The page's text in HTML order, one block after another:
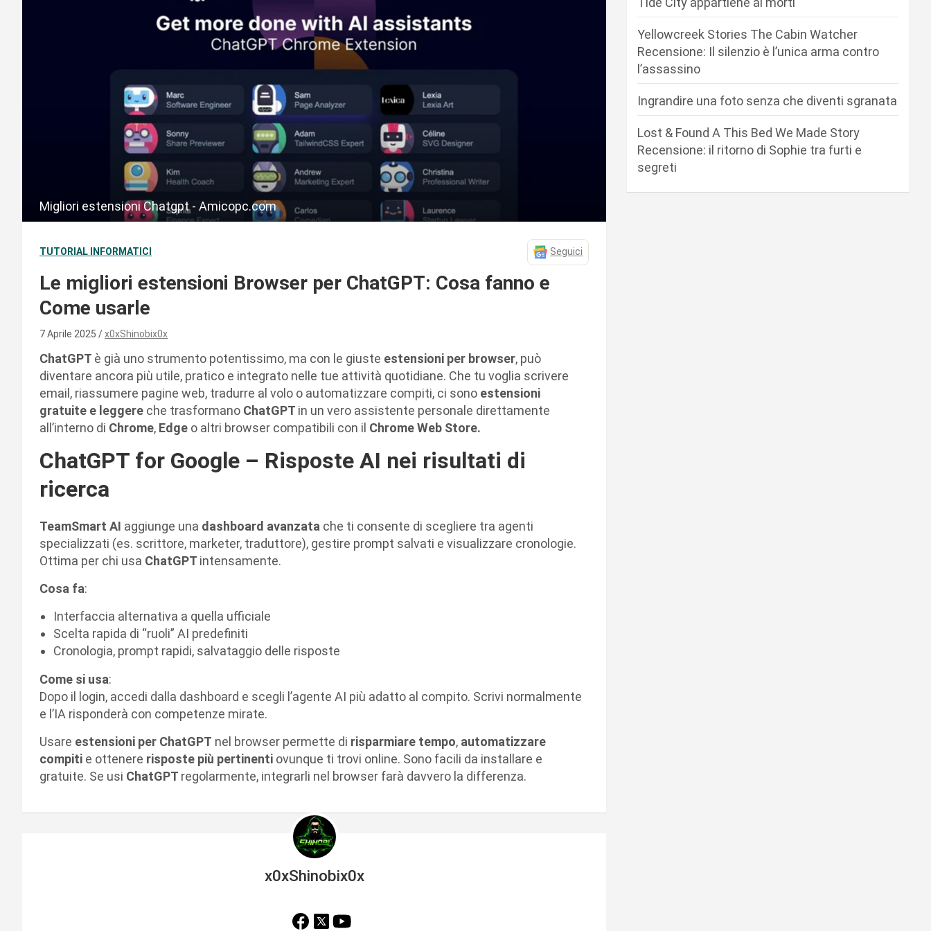
Migliori estensioni Chatgpt - Amicopc.com
TUTORIAL INFORMATICI Seguici
Le migliori estensioni Browser per ChatGPT: Cosa fanno e
Come usarle
7 Aprile 2025 x0xShinobix0x
ChatGPT è già uno strumento potentissimo, ma con le giuste estensioni per browser, può
diventare ancora più utile, pratico e integrato nelle tue attività quotidiane. Che tu voglia scrivere
email, riassumere pagine web, tradurre al volo o automatizzare compiti, ci sono estensioni
gratuite e leggere che trasformano ChatGPT in un vero assistente personale direttamente
all’interno di Chrome, Edge o altri browser compatibili con il Chrome Web Store.
ChatGPT for Google – Risposte AI nei risultati di
ricerca
TeamSmart AI aggiunge una dashboard avanzata che ti consente di scegliere tra agenti
specializzati (es. scrittore, marketer, traduttore), gestire prompt salvati e visualizzare cronologie.
Ottima per chi usa ChatGPT intensamente.
Cosa fa:
Interfaccia alternativa a quella ufficiale
Scelta rapida di “ruoli” AI predefiniti
Cronologia, prompt rapidi, salvataggio delle risposte
Come si usa:
Dopo il login, accedi dalla dashboard e scegli l’agente AI più adatto al compito. Scrivi normalmente
e l’IA risponderà con competenze mirate.
Usare estensioni per ChatGPT nel browser permette di risparmiare tempo, automatizzare
compiti e ottenere risposte più pertinenti ovunque ti trovi online. Sono facili da installare e
gratuite. Se usi ChatGPT regolarmente, integrarli nel browser farà davvero la differenza.
x0xShinobix0x
Yellowcreek Stories The Cabin Watcher
Recensione: Il silenzio è l’unica arma contro
l’assassino
Ingrandire una foto senza che diventi sgranata
Lost & Found A This Bed We Made Story
Recensione: il ritorno di Sophie tra furti e
segreti